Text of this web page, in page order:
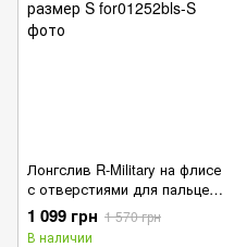
Лонгслив R-Military на флисе
с отверстиями для пальцев
мультикам размер S
1 099 грн 1 570 грн
В наличии